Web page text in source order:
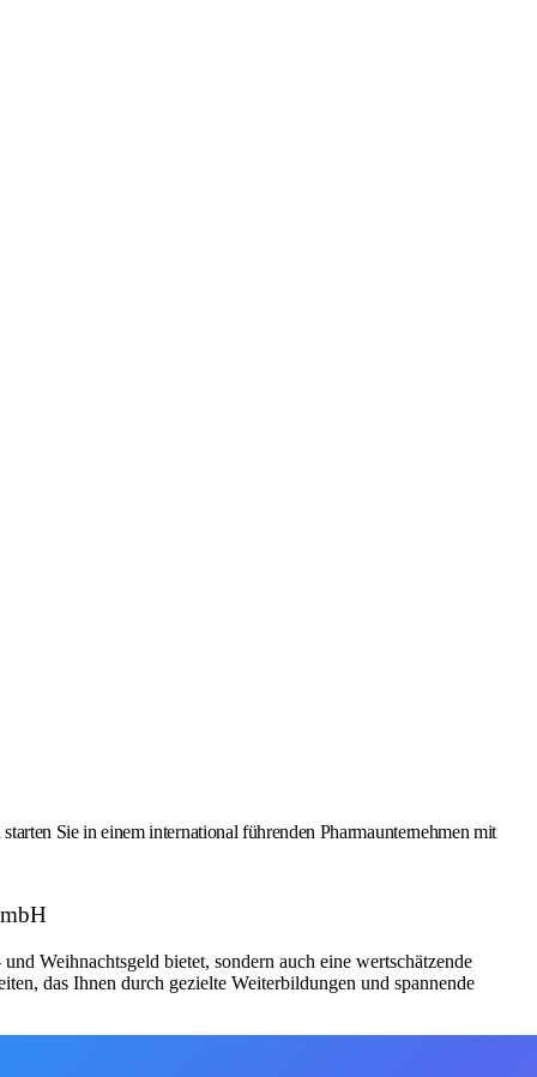
Sie in einem international führenden Pharmaunternehmen mit
Weihnachtsgeld bietet, sondern auch eine wertschätzende
das Ihnen durch gezielte Weiterbildungen und spannende